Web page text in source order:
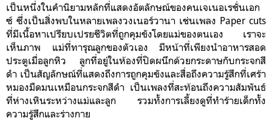
เป็นหนึ่งในคำนิยามหลักที่แสดงอัตลักษณ์ของคนเจเนอเรชั่นเอก
ซ์ ซึ่งเป็นสิ่งพบในหลายเพลงวงเนอร์วานา เช่นเพลง Paper cuts
ที่มีเนื้อหาเปรียบเปรยชีวิตที่ถูกคุมขังโดยแม่ของตนเอง เราจะ
เห็นภาพ แม่ที่ทารุณลูกของตัวเอง มีหน้าที่เพียงนำอาหารสอด
ประตูเมื่อลูกหิว ลูกที่อยู่ในห้องที่ปิดผนึกด้วยกระดาษกับกระจกสี
ดำ เป็นสัญลักษณ์ที่แสดงถึงการถูกคุมขังและสื่อถึงความรู้สึกที่เศร้า
หมองมืดมนเหมือนกระจกสีดำ เป็นเพลงที่สะท้อนถึงความสัมพันธ์
ที่ห่างเหินระหว่างแม่และลูก รวมทั้งการเลี้ยงดูที่ทำร้ายเด็กทั้ง
ความรู้สึกและร่างกาย